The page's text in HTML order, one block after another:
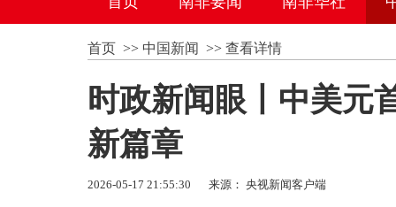
首页>> 中国新闻 >> 查看详情
时政新闻眼丨中美元
新篇章
2026-05-17 21:55:30 来源： 央视新闻客户端